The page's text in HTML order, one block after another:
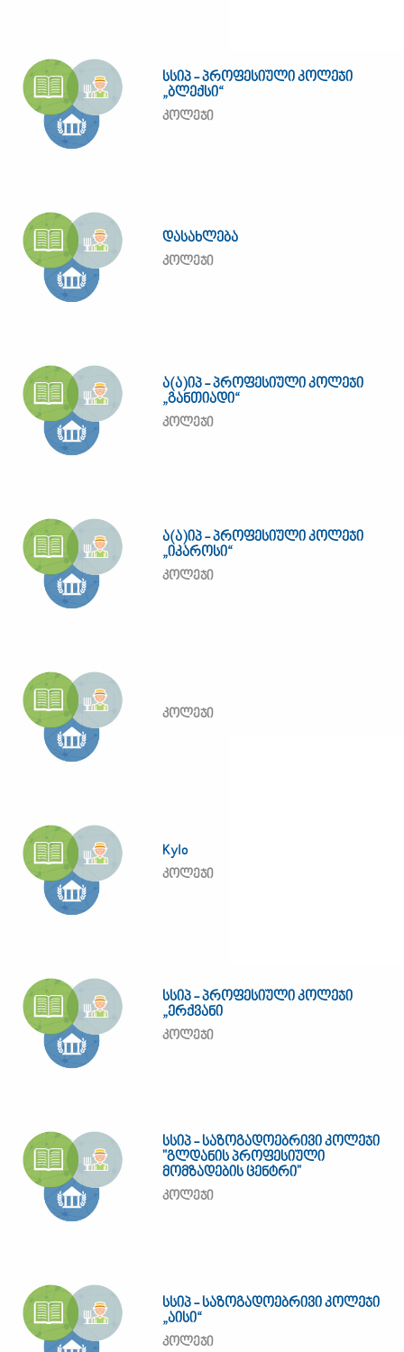
სსიპ - პროფესიული კოლეჯი
„ბლექსი“
კოლეჯი
დასახლება
კოლეჯი
ა(ა)იპ - პროფესიული კოლეჯი
„განთიადი“
კოლეჯი
ა(ა)იპ - პროფესიული კოლეჯი
„იკაროსი“
კოლეჯი
კოლეჯი
Kylo
კოლეჯი
სსიპ - პროფესიული კოლეჯი
„ერქვანი
კოლეჯი
სსიპ - საზოგადოებრივი კოლეჯი
"გლდანის პროფესიული
მომზადების ცენტრი"
კოლეჯი
სსიპ - საზოგადოებრივი კოლეჯი
„აისი“
კოლეჯი